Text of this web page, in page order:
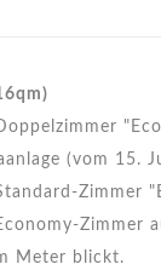
(vom 15.
Zimmer
Zimmer
Meter blickt.